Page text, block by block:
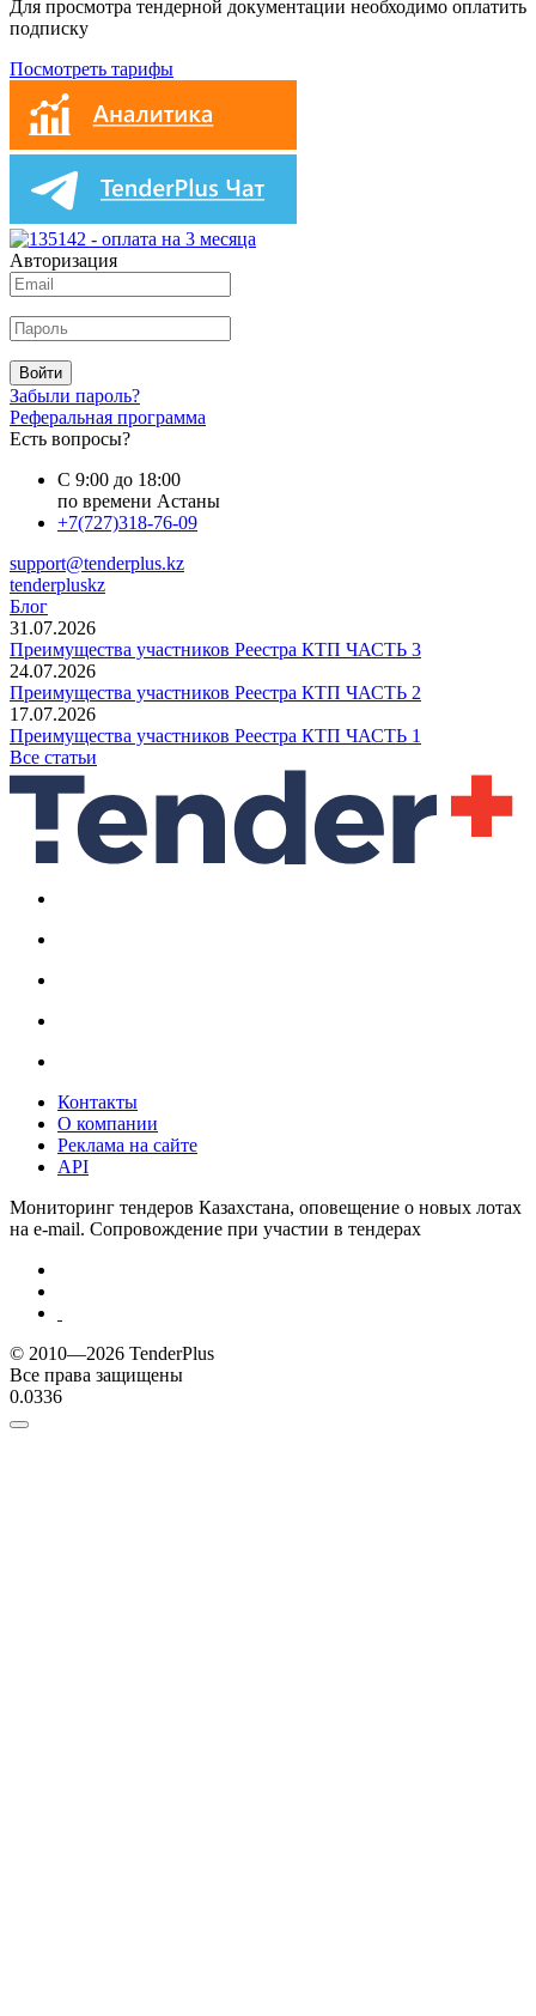
Для просмотра тендерной документации необходимо оплатить
подписку
Посмотреть тарифы
Авторизация
Войти
Забыли пароль?
Реферальная программа
Есть вопросы?
С 9:00 до 18:00
по времени Астаны
+7(727)318-76-09
support@tenderplus.kz
tenderpluskz
Блог
31.07.2026
Преимущества участников Реестра КТП ЧАСТЬ 3
24.07.2026
Преимущества участников Реестра КТП ЧАСТЬ 2
17.07.2026
Преимущества участников Реестра КТП ЧАСТЬ 1
Все статьи
Контакты
О компании
Реклама на сайте
API
Мониторинг тендеров Казахстана, оповещение о новых лотах
на e-mail. Сопровождение при участии в тендерах
© 2010—2026 TenderPlus
Все права защищены
0.0336